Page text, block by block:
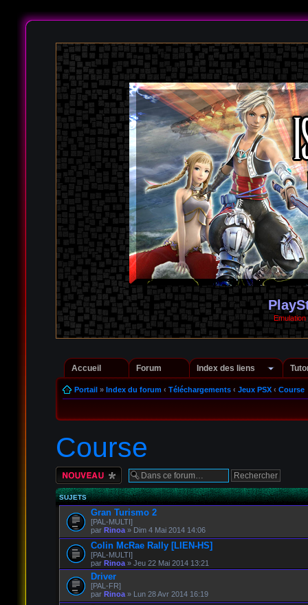
Accueil Forum Index des liens
Portail» Index du forum ‹ Téléchargements ‹ Jeux PSX ‹ Course
Course
Écrire un nouveau
sujet
SUJETS
Gran Turismo 2
[PAL-MULTI]
par Rinoa» Dim 4 Mai 2014 14:06
Colin McRae Rally [LIEN-HS]
[PAL-MULTI]
par Rinoa» Jeu 22 Mai 2014 13:21
Driver
[PAL-FR]
par Rinoa» Lun 28 Avr 2014 16:19